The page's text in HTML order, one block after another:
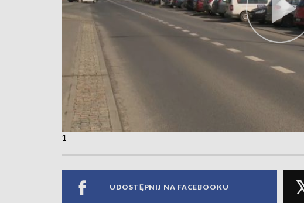
1
UDOSTĘPNIJ NA FACEBOOKU